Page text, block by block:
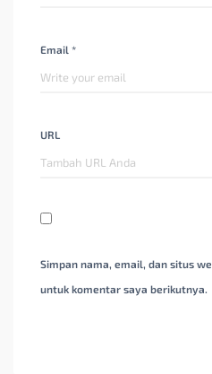
Email *
URL
Simpan nama, email, dan situs
untuk komentar saya berikutnya.